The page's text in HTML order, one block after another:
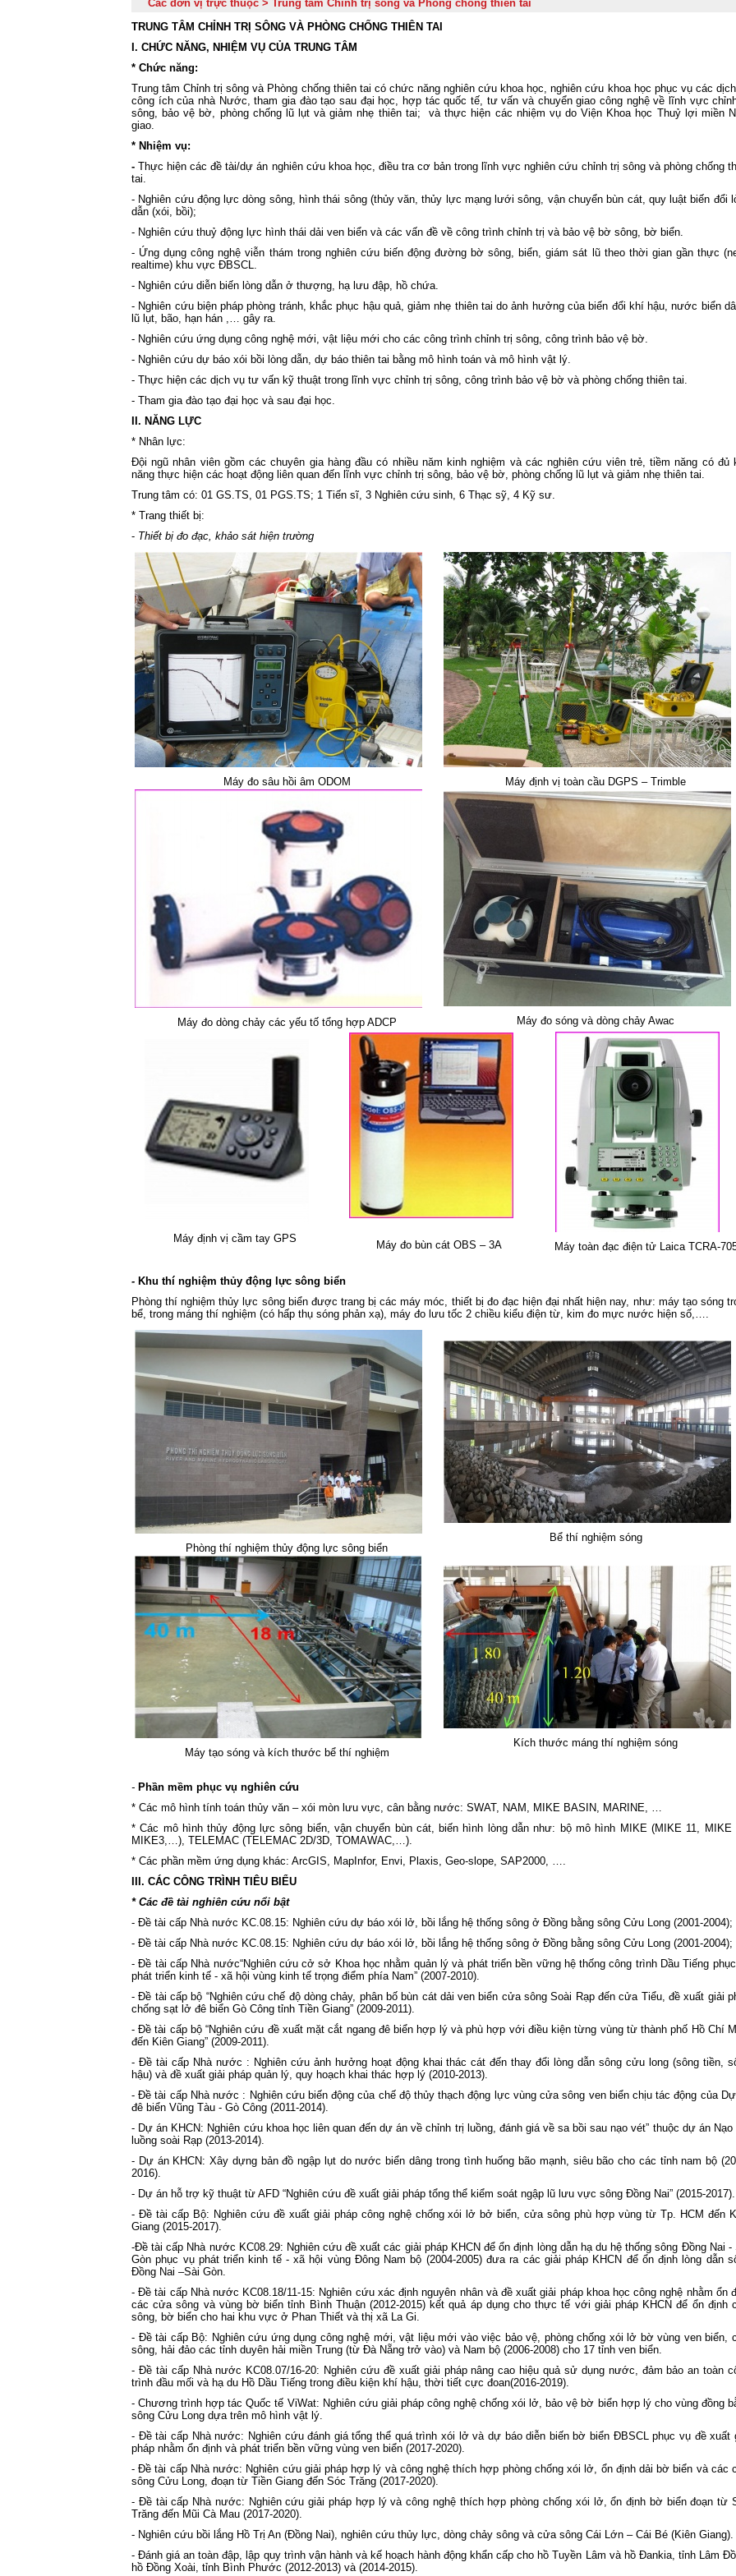
Chung một tấm lòng – Đồng hành
gia đình anh Phan Văn Huyến vượt
khó khăn
sĩ Lê Thị Mỹ Diệp
Nam thăm, tri ân các Mẹ Việt Nam
Thương binh - Liệt sĩ (27/7/1947
27/7/2026)
Rà soát, điều chỉnh Quy trình vận
ninh nguồn nước
lợi miền Nam tham gia Hội nghị sơ
06 tháng đầu năm 2026 của Đoàn
Nông nghiệp và Môi trường
lao động năm 2026 và Giải bóng
truyền thống lần thứ XIV của Viện
học Thủy lợi miền Nam
Các đơn vị trực thuộc > Trung tâm Chỉnh trị sông và Phòng chống thiên tai
TRUNG TÂM CHỈNH TRỊ SÔNG VÀ PHÒNG CHỐNG THIÊN TAI
I. CHỨC NĂNG, NHIỆM VỤ CỦA TRUNG TÂM
* Chức năng:
Trung tâm Chỉnh trị sông và Phòng chống thiên tai có chức năng nghiên cứu khoa học, nghiên cứu khoa học phục vụ các
công ích của nhà Nước, tham gia đào tạo sau đại học, hợp tác quốc tế, tư vấn và chuyển giao công nghệ về lĩnh vực
sông, bảo vệ bờ, phòng chống lũ lụt và giảm nhẹ thiên tai; và thực hiện các nhiệm vụ do Viện Khoa học Thuỷ lợi miền
giao.
* Nhiệm vụ:
- Thực hiện các đề tài/dự án nghiên cứu khoa học, điều tra cơ bản trong lĩnh vực nghiên cứu chỉnh trị sông và phòng chống
tai.
- Nghiên cứu động lực dòng sông, hình thái sông (thủy văn, thủy lực mạng lưới sông, vận chuyển bùn cát, quy luật biến đổi
dẫn (xói, bồi);
- Nghiên cứu thuỷ động lực hình thái dải ven biển và các vấn đề về công trình chỉnh trị và bảo vệ bờ sông, bờ biển.
- Ứng dụng công nghệ viễn thám trong nghiên cứu biến động đường bờ sông, biển, giám sát lũ theo thời gian gần thực
realtime) khu vực ĐBSCL.
- Nghiên cứu diễn biến lòng dẫn ở thượng, hạ lưu đập, hồ chứa.
- Nghiên cứu biện pháp phòng tránh, khắc phục hậu quả, giảm nhẹ thiên tai do ảnh hưởng của biến đổi khí hậu, nước biển
lũ lụt, bão, hạn hán ,… gây ra.
- Nghiên cứu ứng dụng công nghệ mới, vật liệu mới cho các công trình chỉnh trị sông, công trình bảo vệ bờ.
- Nghiên cứu dự báo xói bồi lòng dẫn, dự báo thiên tai bằng mô hình toán và mô hình vật lý.
- Thực hiện các dịch vụ tư vấn kỹ thuật trong lĩnh vực chỉnh trị sông, công trình bảo vệ bờ và phòng chống thiên tai.
- Tham gia đào tạo đại học và sau đại học.
II. NĂNG LỰC
* Nhân lực:
Đội ngũ nhân viên gồm các chuyên gia hàng đầu có nhiều năm kinh nghiệm và các nghiên cứu viên trẻ, tiềm năng có đủ
năng thực hiện các hoạt động liên quan đến lĩnh vực chỉnh trị sông, bảo vệ bờ, phòng chống lũ lụt và giảm nhẹ thiên tai.
Trung tâm có: 01 GS.TS, 01 PGS.TS; 1 Tiến sĩ, 3 Nghiên cứu sinh, 6 Thạc sỹ, 4 Kỹ sư.
* Trang thiết bị:
- Thiết bị đo đạc, khảo sát hiện trường
Máy đo sâu hồi âm ODOM Máy định vị toàn cầu DGPS – Trimble
Máy đo dòng chảy các yếu tố tổng hợp ADCP Máy đo sóng và dòng chảy Awac
Máy định vị cầm tay GPS
Máy đo bùn cát OBS – 3A Máy toàn đạc điện tử Laica TCRA-
- Khu thí nghiệm thủy động lực sông biển
Phòng thí nghiệm thủy lực sông biển được trang bị các máy móc, thiết bị đo đạc hiện đại nhất hiện nay, như: máy tạo sóng
bể, trong máng thí nghiệm (có hấp thụ sóng phản xạ), máy đo lưu tốc 2 chiều kiểu điện từ, kim đo mực nước hiện số,….
Phòng thí nghiệm thủy động lực sông biển
Bể thí nghiệm sóng
Máy tạo sóng và kích thước bể thí nghiệm
Kích thước máng thí nghiệm sóng
- Phần mềm phục vụ nghiên cứu
* Các mô hình tính toán thủy văn – xói mòn lưu vực, cân bằng nước: SWAT, NAM, MIKE BASIN, MARINE, …
* Các mô hình thủy động lực sông biển, vận chuyển bùn cát, biến hình lòng dẫn như: bộ mô hình MIKE (MIKE 11, MIKE
MIKE3,…), TELEMAC (TELEMAC 2D/3D, TOMAWAC,…).
* Các phần mềm ứng dụng khác: ArcGIS, MapInfor, Envi, Plaxis, Geo-slope, SAP2000, ….
III. CÁC CÔNG TRÌNH TIÊU BIỂU
* Các đề tài nghiên cứu nổi bật
- Đề tài cấp Nhà nước KC.08.15: Nghiên cứu dự báo xói lở, bồi lắng hệ thống sông ở Đồng bằng sông Cửu Long (2001-2004);
- Đề tài cấp Nhà nước KC.08.15: Nghiên cứu dự báo xói lở, bồi lắng hệ thống sông ở Đồng bằng sông Cửu Long (2001-2004);
- Đề tài cấp Nhà nước“Nghiên cứu cở sở Khoa học nhằm quản lý và phát triển bền vững hệ thống công trình Dầu Tiếng
phát triển kinh tế - xã hội vùng kinh tế trọng điểm phía Nam” (2007-2010).
- Đề tài cấp bộ “Nghiên cứu chế độ dòng chảy, phân bố bùn cát dải ven biển cửa sông Soài Rạp đến cửa Tiểu, đề xuất giải
chống sạt lở đê biển Gò Công tỉnh Tiền Giang” (2009-2011).
- Đề tài cấp bộ “Nghiên cứu đề xuất mặt cắt ngang đê biển hợp lý và phù hợp với điều kiện từng vùng từ thành phố Hồ Chí
đến Kiên Giang” (2009-2011).
- Đề tài cấp Nhà nước : Nghiên cứu ảnh hưởng hoạt động khai thác cát đến thay đổi lòng dẫn sông cửu long (sông tiền,
hậu) và đề xuất giải pháp quản lý, quy hoạch khai thác hợp lý (2010-2013).
- Đề tài cấp Nhà nước : Nghiên cứu biến động của chế độ thủy thạch động lực vùng cửa sông ven biển chịu tác động của
đê biển Vũng Tàu - Gò Công (2011-2014).
- Dự án KHCN: Nghiên cứu khoa học liên quan đến dự án về chỉnh trị luồng, đánh giá về sa bồi sau nạo vét” thuộc dự án Nạo
luồng soài Rạp (2013-2014).
- Dự án KHCN: Xây dựng bản đồ ngập lụt do nước biển dâng trong tình huống bão mạnh, siêu bão cho các tỉnh nam bộ
2016).
- Dự án hỗ trợ kỹ thuật từ AFD “Nghiên cứu đề xuất giải pháp tổng thể kiểm soát ngập lũ lưu vực sông Đồng Nai” (2015-2017).
- Đề tài cấp Bộ: Nghiên cứu đề xuất giải pháp công nghệ chống xói lở bở biển, cửa sông phù hợp vùng từ Tp. HCM đến
Giang (2015-2017).
-Đề tài cấp Nhà nước KC08.29: Nghiên cứu đề xuất các giải pháp KHCN để ổn định lòng dẫn hạ du hệ thống sông Đồng Nai -
Gòn phục vụ phát triển kinh tế - xã hội vùng Đông Nam bộ (2004-2005) đưa ra các giải pháp KHCN để ổn định lòng dẫn
Đồng Nai –Sài Gòn.
- Đề tài cấp Nhà nước KC08.18/11-15: Nghiên cứu xác định nguyên nhân và đề xuất giải pháp khoa học công nghệ nhằm ổn
các cửa sông và vùng bờ biển tỉnh Bình Thuận (2012-2015) kết quả áp dụng cho thực tế với giải pháp KHCN để ổn định
sông, bờ biển cho hai khu vực ở Phan Thiết và thị xã La Gi.
- Đề tài cấp Bộ: Nghiên cứu ứng dụng công nghệ mới, vật liệu mới vào việc bảo vệ, phòng chống xói lở bờ vùng ven biển,
sông, hải đảo các tỉnh duyên hải miền Trung (từ Đà Nẵng trở vào) và Nam bộ (2006-2008) cho 17 tỉnh ven biển.
- Đề tài cấp Nhà nước KC08.07/16-20: Nghiên cứu đề xuất giải pháp nâng cao hiệu quả sử dụng nước, đảm bảo an toàn
trình đầu mối và hạ du Hồ Dầu Tiếng trong điều kiện khí hậu, thời tiết cực đoan(2016-2019).
- Chương trình hợp tác Quốc tế ViWat: Nghiên cứu giải pháp công nghệ chống xói lở, bảo vệ bờ biển hợp lý cho vùng đồng
sông Cửu Long dựa trên mô hình vật lý.
- Đề tài cấp Nhà nước: Nghiên cứu đánh giá tổng thể quá trình xói lở và dự báo diễn biến bờ biển ĐBSCL phục vụ đề xuất
pháp nhằm ổn định và phát triển bền vững vùng ven biển (2017-2020).
- Đề tài cấp Nhà nước: Nghiên cứu giải pháp hợp lý và công nghệ thích hợp phòng chống xói lở, ổn định dải bờ biển và các
sông Cửu Long, đoạn từ Tiền Giang đến Sóc Trăng (2017-2020).
- Đề tài cấp Nhà nước: Nghiên cứu giải pháp hợp lý và công nghệ thích hợp phòng chống xói lở, ổn định bờ biển đoạn từ
Trăng đến Mũi Cà Mau (2017-2020).
- Nghiên cứu bồi lắng Hồ Trị An (Đồng Nai), nghiên cứu thủy lực, dòng chảy sông và cửa sông Cái Lớn – Cái Bé (Kiên Giang).
- Đánh giá an toàn đập, lập quy trình vận hành và kế hoạch hành động khẩn cấp cho hồ Tuyền Lâm và hồ Đankia, tỉnh Lâm
hồ Đồng Xoài, tỉnh Bình Phước (2012-2013) và (2014-2015).